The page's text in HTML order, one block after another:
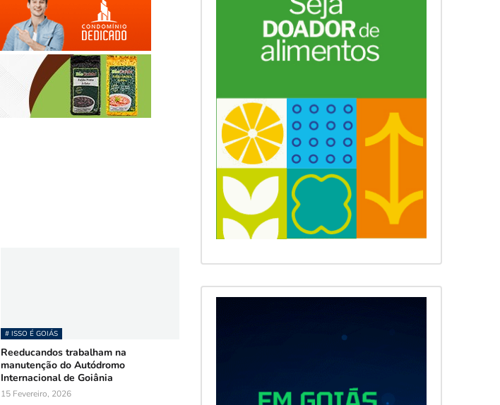
# ISSO É GOIÁS
Reeducandos trabalham na
manutenção do Autódromo
Internacional de Goiânia
15 Fevereiro, 2026